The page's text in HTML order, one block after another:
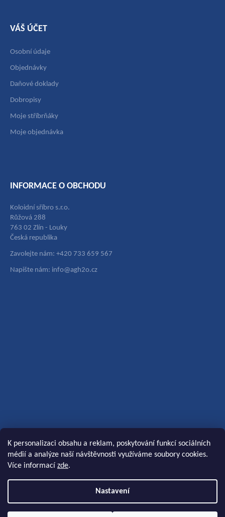
K personalizaci obsahu a reklam, poskytování funkcí sociálních
médií a analýze naší návštěvnosti využíváme soubory cookies.
Více informací zde.
Nastavení
VÁŠ ÚČET
Osobní údaje
Objednávky
Daňové doklady
Dobropisy
Moje stříbrňáky
Moje objednávka
INFORMACE O OBCHODU
Koloidní sříbro s.r.o.
Růžová 288
763 02 Zlín - Louky
Česká republika
Zavolejte nám: +420 733 659 567
Napište nám: info@agh2o.cz